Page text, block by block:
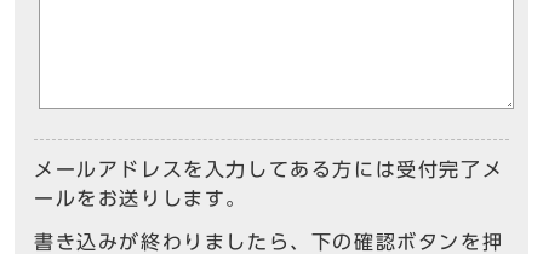
メールアドレスを入力してある方には受付完了メ
ールをお送りします。
書き込みが終わりましたら、下の確認ボタンを押